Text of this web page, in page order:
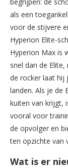
als een
voor de stijvere
Hyperion Elite-
Hyperion Max is
snel dan de
de rocker laat hij
landen. Als je de
kuiten van krijgt,
vooral voor
de opvolger en
ten opzichte van
Wat is er